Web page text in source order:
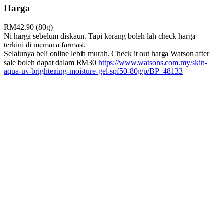
Harga
RM42.90 (80g)
Ni harga sebelum diskaun. Tapi korang boleh lah check harga
terkini di memana farmasi.
Selalunya beli online lebih murah. Check it out harga Watson after
sale boleh dapat dalam RM30 https://www.watsons.com.my/skin-
aqua-uv-brightening-moisture-gel-spf50-80g/p/BP_48133